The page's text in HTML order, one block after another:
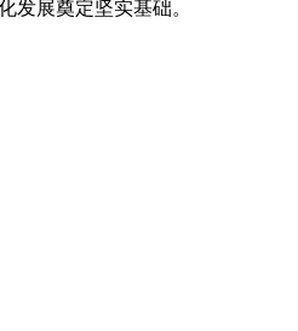
发展奠定坚实基础。